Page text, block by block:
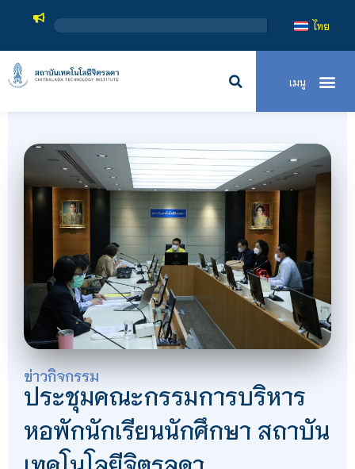
ไทย
ข่าวกิจกรรม
ประชุมคณะกรรมการบริหาร
หอพักนักเรียนนักศึกษา สถาบัน